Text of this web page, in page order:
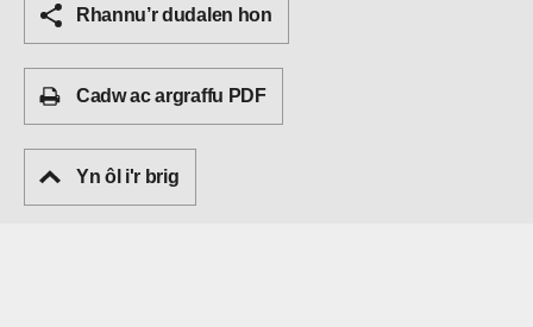
Rhannu’r dudalen hon
Cadw ac argraffu PDF
Yn ôl i'r brig